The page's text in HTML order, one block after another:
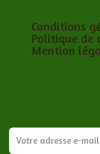
Conditions
Politique de
Mention